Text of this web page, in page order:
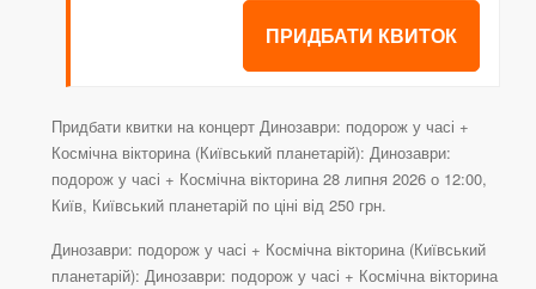
ПРИДБАТИ КВИТОК
Придбати квитки на концерт Динозаври: подорож у часі +
Космічна вікторина (Київський планетарій): Динозаври:
подорож у часі + Космічна вікторина 28 липня 2026 о 12:00,
Київ, Київський планетарій по ціні від 250 грн.
Динозаври: подорож у часі + Космічна вікторина (Київський
планетарій): Динозаври: подорож у часі + Космічна вікторина